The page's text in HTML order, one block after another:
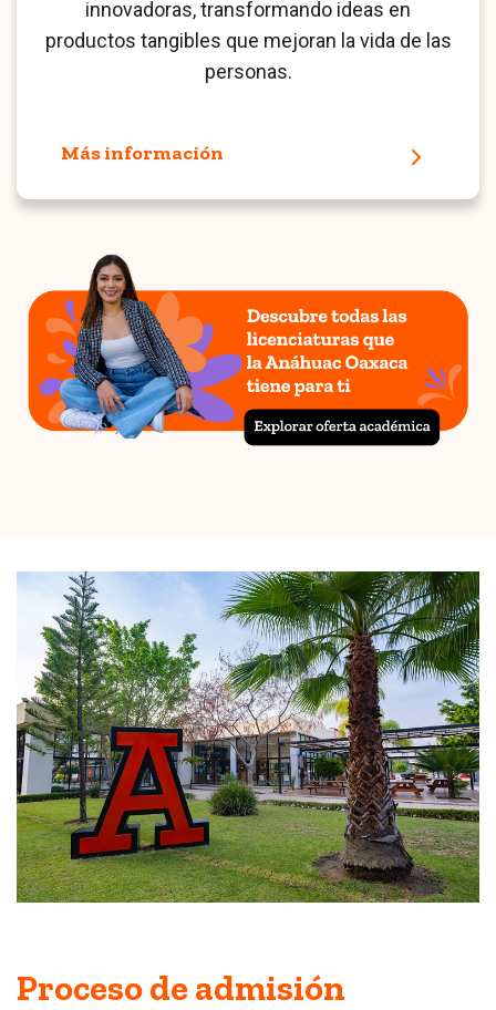
innovadoras, transformando ideas en
productos tangibles que mejoran la vida de las
personas.
Más información
Proceso de admisión